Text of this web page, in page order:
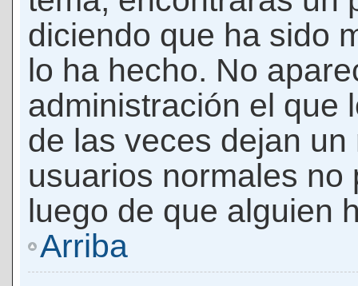
diciendo que ha sido
lo ha hecho. No
administración el que
de las veces dejan
usuarios normales
luego de que alguien
Arriba